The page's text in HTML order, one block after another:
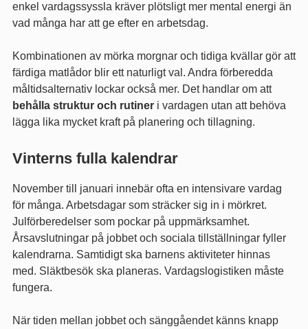
enkel vardagssyssla kräver plötsligt mer mental energi än
vad många har att ge efter en arbetsdag.
Kombinationen av mörka morgnar och tidiga kvällar gör att
färdiga matlådor blir ett naturligt val. Andra förberedda
måltidsalternativ lockar också mer. Det handlar om att
behålla struktur och rutineri vardagen utan att behöva
lägga lika mycket kraft på planering och tillagning.
Vinterns fulla kalendrar
November till januari innebär ofta en intensivare vardag
för många. Arbetsdagar som sträcker sig in i mörkret.
Julförberedelser som pockar på uppmärksamhet.
Årsavslutningar på jobbet och sociala tillställningar fyller
kalendrarna. Samtidigt ska barnens aktiviteter hinnas
med. Släktbesök ska planeras. Vardagslogistiken måste
fungera.
När tiden mellan jobbet och sänggåendet känns knapp